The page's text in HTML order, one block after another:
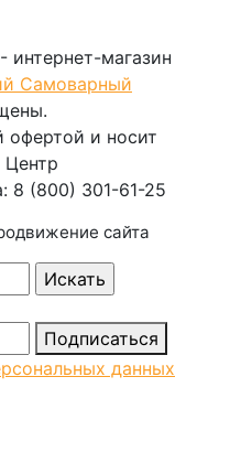
магазин
Самоварный
офертой и носит
8 (800) 301-61-25
сайта
Подписаться
данных